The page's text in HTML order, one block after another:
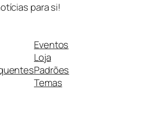
para si!
Eventos
Loja
Padrões
Temas